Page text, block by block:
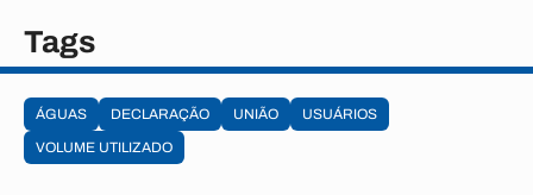
Tags
ÁGUAS DECLARAÇÃO UNIÃO
USUÁRIOS
VOLUME UTILIZADO